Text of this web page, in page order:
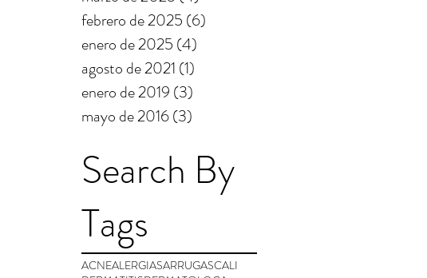
febrero de 2025 (6)
enero de 2025 (4)
agosto de 2021 (1)
enero de 2019 (3)
mayo de 2016(3)
Search By
Tags
ACNEALERGIASARRUGASCALI